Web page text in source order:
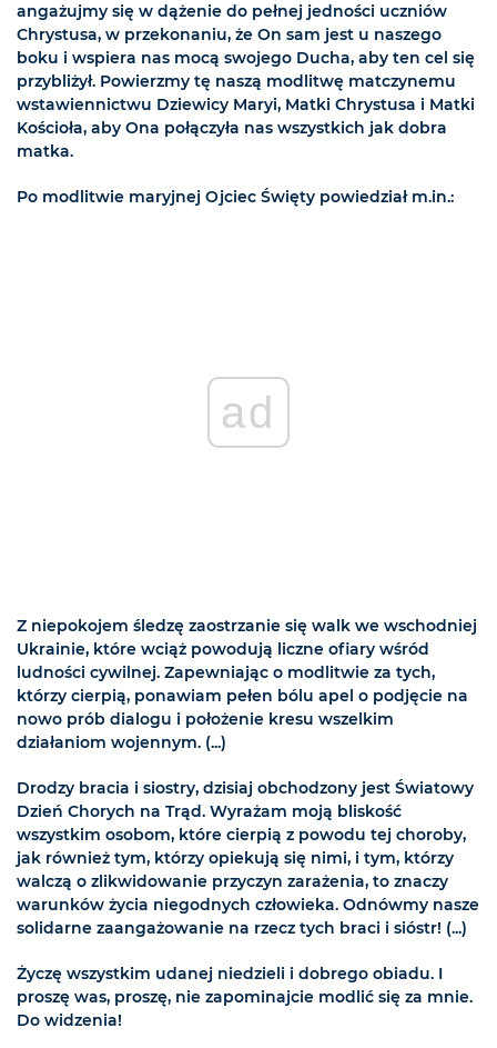
angażujmy się w dążenie do pełnej jedności uczniów
Chrystusa, w przekonaniu, że On sam jest u naszego
boku i wspiera nas mocą swojego Ducha, aby ten cel się
przybliżył. Powierzmy tę naszą modlitwę matczynemu
wstawiennictwu Dziewicy Maryi, Matki Chrystusa i Matki
Kościoła, aby Ona połączyła nas wszystkich jak dobra
matka.
Po modlitwie maryjnej Ojciec Święty powiedział m.in.:
ad
Z niepokojem śledzę zaostrzanie się walk we wschodniej
Ukrainie, które wciąż powodują liczne ofiary wśród
ludności cywilnej. Zapewniając o modlitwie za tych,
którzy cierpią, ponawiam pełen bólu apel o podjęcie na
nowo prób dialogu i położenie kresu wszelkim
działaniom wojennym. (...)
Drodzy bracia i siostry, dzisiaj obchodzony jest Światowy
Dzień Chorych na Trąd. Wyrażam moją bliskość
wszystkim osobom, które cierpią z powodu tej choroby,
jak również tym, którzy opiekują się nimi, i tym, którzy
walczą o zlikwidowanie przyczyn zarażenia, to znaczy
warunków życia niegodnych człowieka. Odnówmy nasze
solidarne zaangażowanie na rzecz tych braci i sióstr! (...)
Życzę wszystkim udanej niedzieli i dobrego obiadu. I
proszę was, proszę, nie zapominajcie modlić się za mnie.
Do widzenia!